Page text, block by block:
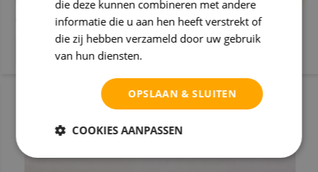
(0)
die deze kunnen combineren met andere
informatie die u aan hen heeft verstrekt of
die zij hebben verzameld door uw gebruik
van hun diensten.
OPSLAAN & SLUITEN
COOKIES AANPASSEN